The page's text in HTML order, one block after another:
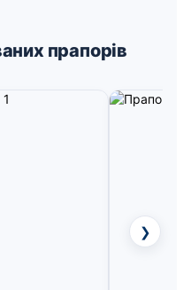
прапорів
❯